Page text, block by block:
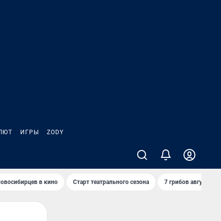
ИГРЫ ZODY
в кино Старт театрального сезона 7 грибов августа